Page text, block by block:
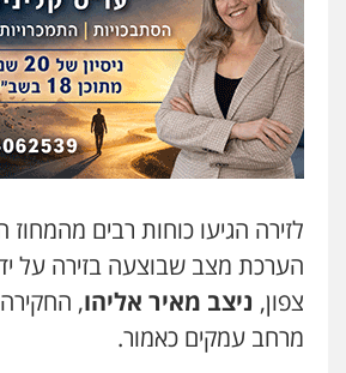
עו"ד דניאל דרוביצקי
פלילי משפחה צבאי
0526409925
שחר מנדלמן,
פלילי התמחות בייצוג
0505522334
עו"ד אלינור מתיתיה
לזירה הגיעו כוחות רבים מהמחוז
הערכת מצב שבוצעה בזירה על
צפון, ניצב מאיר אליהו,
מרחב עמקים כאמור.